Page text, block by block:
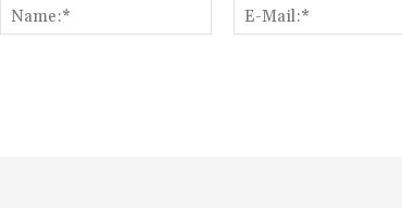
Name:*